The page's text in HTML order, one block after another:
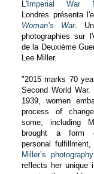
L' Imperial War
Londres présenta
Woman’s War.
photographies sur
de la Deuxième
Lee Miller.
"2015 marks 70
Second World
1939, women
process of
some, including
brought a form
personal
Miller’s
reflects her unique